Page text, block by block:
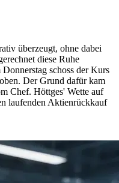
überzeugt, ohne dabei
diese Ruhe
schoss der Kurs
Der Grund dafür kam
Chef. Höttges' Wette auf
laufenden Aktienrückkauf